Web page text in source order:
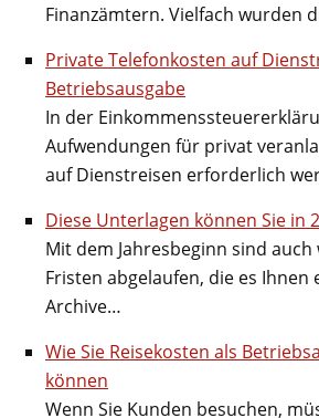
Finanzämtern. Vielfach wurden
Private Telefonkosten auf
Betriebsausgabe
In der
Aufwendungen für privat
auf Dienstreisen erforderlich
Diese Unterlagen können Sie in
Mit dem Jahresbeginn sind
Fristen abgelaufen, die es
Archive…
Wie Sie Reisekosten als
können
Wenn Sie Kunden besuchen,